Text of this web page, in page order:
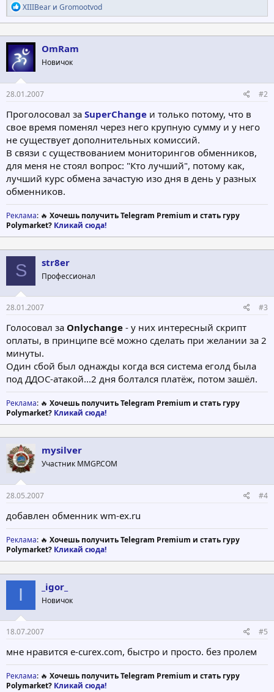
Р
е
а
к
ц
и
и
:
XIIIBear и Gromootvod
OmRam
Новичок
28.01.2007 #2
Проголосовал за SuperChange и только потому, что в
свое время поменял через него крупную сумму и у него
не существует дополнительных комиссий.
В связи с существованием мониторингов обменников,
для меня не стоял вопрос: "Кто лучший", потому как,
лучший курс обмена зачастую изо дня в день у разных
обменников.
Реклама: 🔥 Хочешь получить Telegram Premium и стать гуру
Polymarket? Кликай сюда!
S str8er
Профессионал
28.01.2007 #3
Голосовал за Onlychange - у них интересный скрипт
оплаты, в принципе всё можно сделать при желании за 2
минуты.
Один сбой был однажды когда вся система еголд была
под ДДОС-атакой...2 дня болтался платёж, потом зашёл.
Реклама: 🔥 Хочешь получить Telegram Premium и стать гуру
Polymarket? Кликай сюда!
mysilver
Участник MMGP.COM
28.05.2007 #4
добавлен обменник wm-ex.ru
Реклама: 🔥 Хочешь получить Telegram Premium и стать гуру
Polymarket? Кликай сюда!
I _igor_
Новичок
18.07.2007 #5
мне нравится e-curex.com, быстро и просто. без пролем
Реклама: 🔥 Хочешь получить Telegram Premium и стать гуру
Polymarket? Кликай сюда!